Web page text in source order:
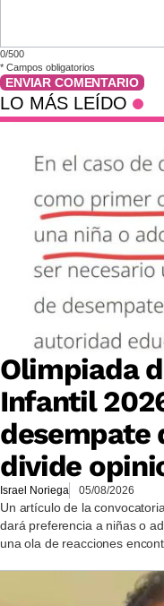
0/500
* Campos obligatorios
ENVIAR COMENTARIO
LO MÁS LEÍDO
Olimpiada
Infantil
desempate
divide
Israel Noriega 05/08/2026
Un artículo de la
dará preferencia a niñas o
una ola de reacciones